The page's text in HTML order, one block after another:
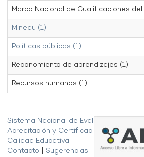
Marco Nacional de Cualificaciones del
Minedu (1)
Políticas públicas (1)
Reconomiento de aprendizajes (1)
Recursos humanos (1)
Sistema Nacional de Evaluación,
Acreditación y Certificación de la
Calidad Educativa
Contacto
Sugerencias